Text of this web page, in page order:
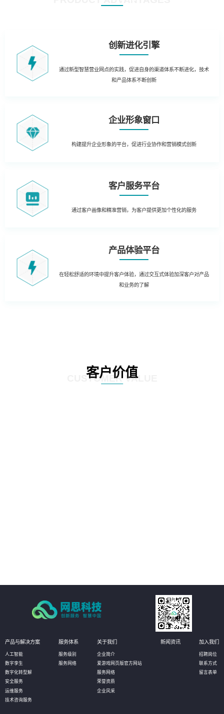
创新进化引擎
通过新型智慧营业网点的实践，促进自身的渠道体系不断进化，技术
和产品体系不断创新
企业形象窗口
构建提升企业形象的平台，促进行业协作和营销模式创新
客户服务平台
通过客户画像和精准营销，为客户提供更加个性化的服务
产品体验平台
在轻松舒适的环境中提升客户体验，通过交互式体验加深客户对产品
和业务的了解
客户价值
CUSTOMER VALUE
产品与解决方案
人工智能
数字孪生
数字化转型解
安全服务
运维服务
技术咨询服务
服务体系
服务级别
服务网络
关于我们
企业简介
爱游戏网页版官方网站
服务网络
荣誉资质
企业风采
新闻资讯 加入我们
招聘岗位
联系方式
留言表单